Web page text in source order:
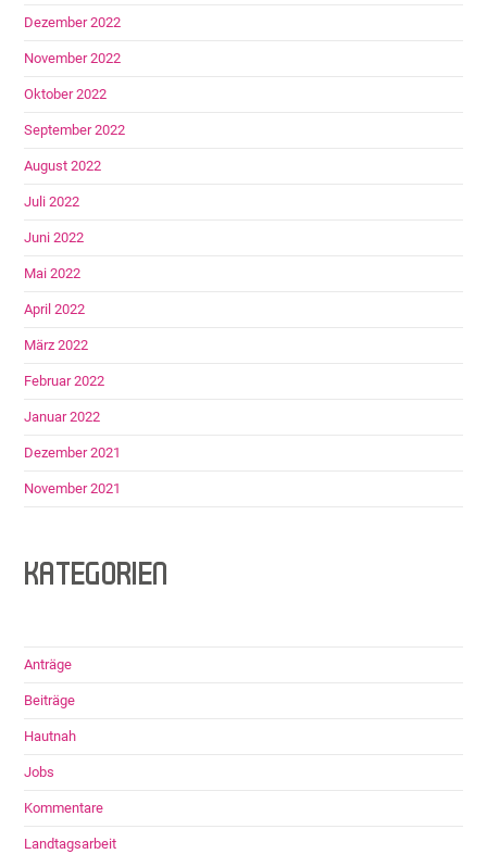
Dezember 2022
November 2022
Oktober 2022
September 2022
August 2022
Juli 2022
Juni 2022
Mai 2022
April 2022
März 2022
Februar 2022
Januar 2022
Dezember 2021
November 2021
KATEGORIEN
Anträge
Beiträge
Hautnah
Jobs
Kommentare
Landtagsarbeit